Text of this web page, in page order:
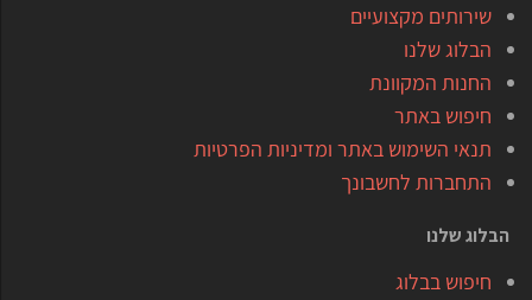
שירותים מקצועיים
הבלוג שלנו
החנות המקוונת
חיפוש באתר
תנאי השימוש באתר ומדיניות הפרטיות
התחברות לחשבונך
הבלוג שלנו
חיפוש בבלוג